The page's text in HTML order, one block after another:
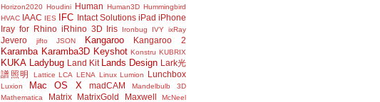
Horizon2020 Houdini Human Human3D Hummingbird
HVAC IAAC IES IFC Intact Solutions iPad iPhone
Iray for Rhino iRhino 3D Iris Ironbug IVY ixRay
Jevero jifto JSON Kangaroo Kangaroo 2
Karamba Karamba3D Keyshot Konstru KUBRIX
KUKA Ladybug Land Kit Lands Design Lark光
譜照明
Lattice LCA LENA Linux Lumion Lunchbox
Luxion Mac OS X madCAM
Mandelbulb 3D
Mathematica
Matrix MatrixGold Maxwell
McNeel